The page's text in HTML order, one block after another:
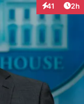
41
Interaktionen
2h